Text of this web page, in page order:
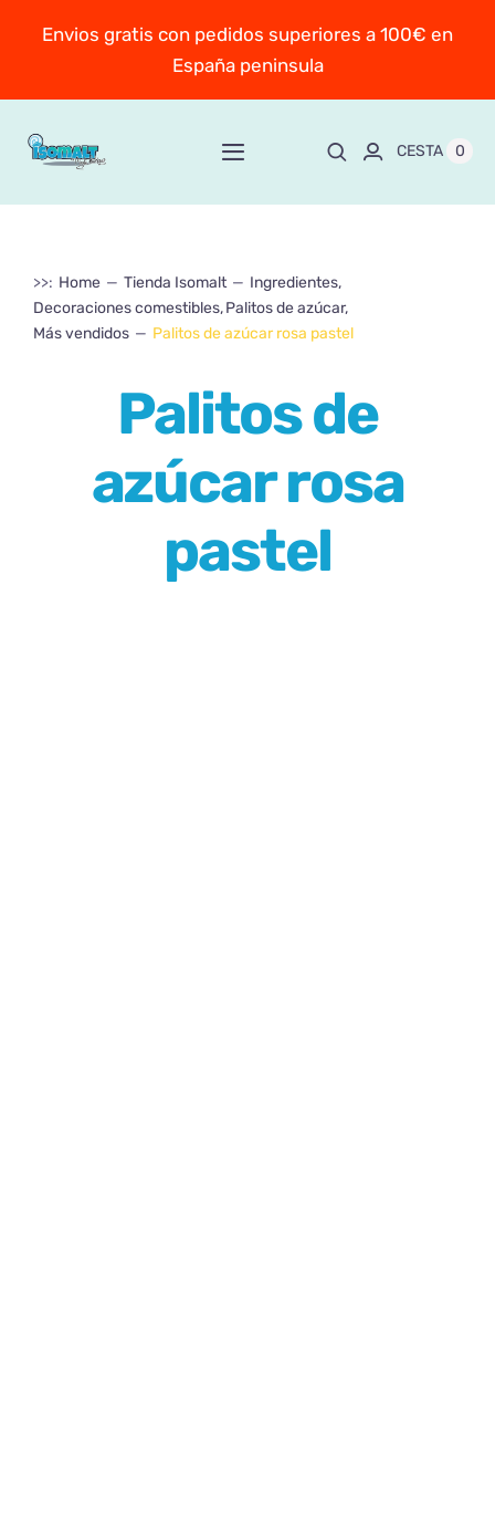
Envios gratis con pedidos superiores a 100€ en
España peninsula
Toggle
Sobre Mayte
Personaliza y encarga
Escuela online
CESTA 0
>>: Home Tienda Isomalt
Ingredientes
Decoraciones comestibles Palitos de azúcar
Más vendidos
Palitos de azúcar rosa pastel
Palitos de
azúcar rosa
pastel